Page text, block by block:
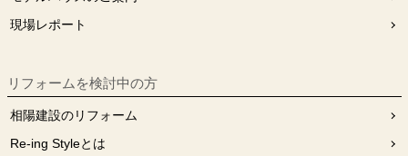
現場レポート
リフォームを検討中の⽅
相陽建設のリフォーム
Re-ing Styleとは